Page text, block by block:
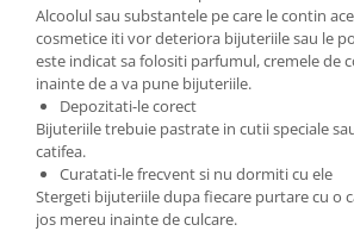
Alcoolul sau substantele pe care le contin
cosmetice iti vor deteriora bijuteriile sau le
este indicat sa folositi parfumul, cremele de
inainte de a va pune bijuteriile.
Depozitati-le corect
Bijuteriile trebuie pastrate in cutii speciale
catifea.
Curatati-le frecvent si nu dormiti cu ele
Stergeti bijuteriile dupa fiecare purtare cu o
jos mereu inainte de culcare.